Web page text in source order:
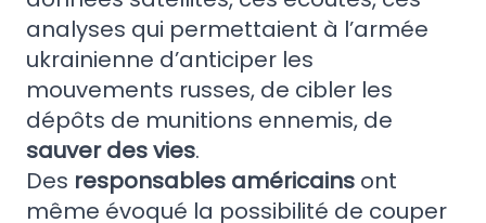
analyses qui permettaient à l’armée
ukrainienne d’anticiper les
mouvements russes, de cibler les
dépôts de munitions ennemis, de
sauver des vies.
Des responsables américains ont
même évoqué la possibilité de couper